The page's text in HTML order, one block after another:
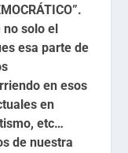
solo el
esa parte de
en esos
en
etc…
de nuestra